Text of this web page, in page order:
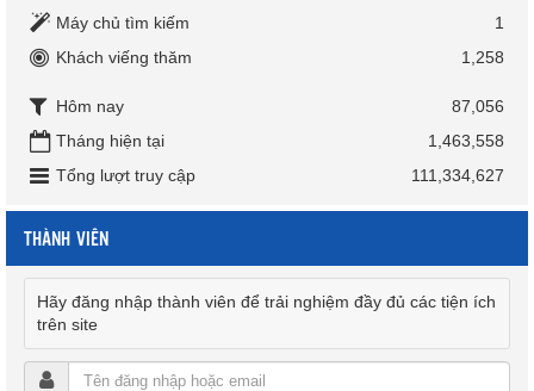
Máy chủ tìm kiếm
1
Khách viếng thăm
1,258
Hôm nay
87,056
Tháng hiện tại
1,463,558
Tổng lượt truy cập
111,334,627
THÀNH VIÊN
Hãy đăng nhập thành viên để trải nghiệm đầy đủ các tiện ích
trên site